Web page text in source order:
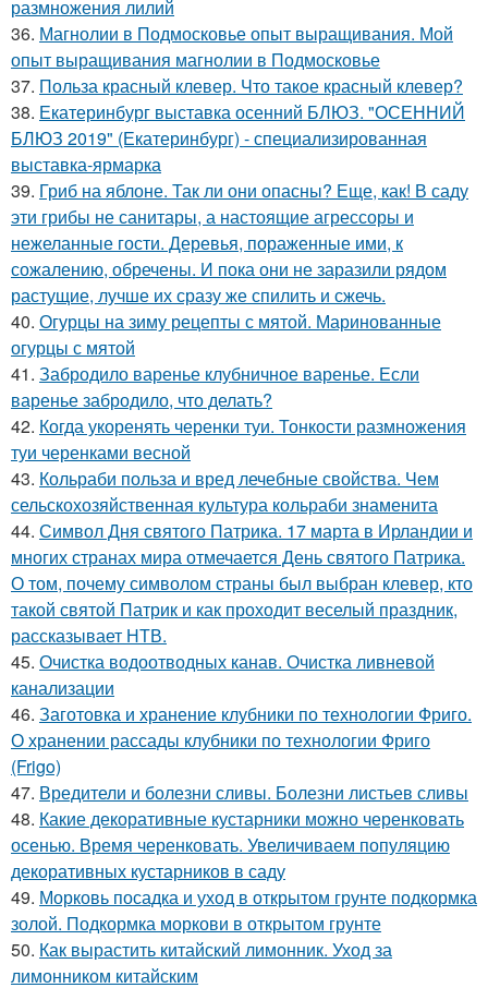
размножения лилий
36. Магнолии в Подмосковье опыт выращивания. Мой
опыт выращивания магнолии в Подмосковье
37. Польза красный клевер. Что такое красный клевер?
38. Екатеринбург выставка осенний БЛЮЗ. "ОСЕННИЙ
БЛЮЗ 2019" (Екатеринбург) - специализированная
выставка-ярмарка
39. Гриб на яблоне. Так ли они опасны? Еще, как! В саду
эти грибы не санитары, а настоящие агрессоры и
нежеланные гости. Деревья, пораженные ими, к
сожалению, обречены. И пока они не заразили рядом
растущие, лучше их сразу же спилить и сжечь.
40. Огурцы на зиму рецепты с мятой. Маринованные
огурцы с мятой
41. Забродило варенье клубничное варенье. Если
варенье забродило, что делать?
42. Когда укоренять черенки туи. Тонкости размножения
туи черенками весной
43. Кольраби польза и вред лечебные свойства. Чем
сельскохозяйственная культура кольраби знаменита
44. Символ Дня святого Патрика. 17 марта в Ирландии и
многих странах мира отмечается День святого Патрика.
О том, почему символом страны был выбран клевер, кто
такой святой Патрик и как проходит веселый праздник,
рассказывает НТВ.
45. Очистка водоотводных канав. Очистка ливневой
канализации
46. Заготовка и хранение клубники по технологии Фриго.
О хранении рассады клубники по технологии Фриго
(Frigo)
47. Вредители и болезни сливы. Болезни листьев сливы
48. Какие декоративные кустарники можно черенковать
осенью. Время черенковать. Увеличиваем популяцию
декоративных кустарников в саду
49. Морковь посадка и уход в открытом грунте подкормка
золой. Подкормка моркови в открытом грунте
50. Как вырастить китайский лимонник. Уход за
лимонником китайским